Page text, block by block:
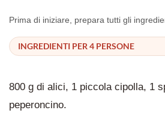
Prima di iniziare, prepara tutti gli
INGREDIENTI PER 4 PERSONE
800 g di alici, 1 piccola cipolla, 1
peperoncino.